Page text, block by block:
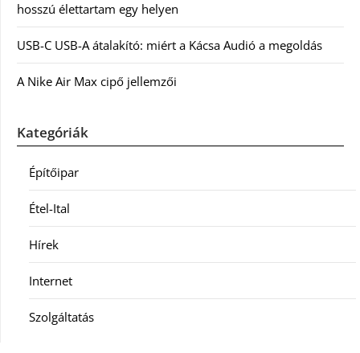
hosszú élettartam egy helyen
USB-C USB-A átalakító: miért a Kácsa Audió a megoldás
A Nike Air Max cipő jellemzői
Kategóriák
Építőipar
Étel-Ital
Hírek
Internet
Szolgáltatás